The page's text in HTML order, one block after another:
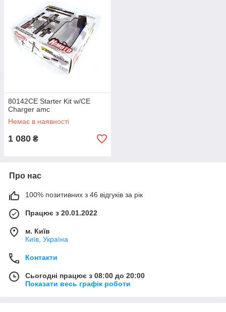
80142CE Starter Kit w/CE
Charger amc
Немає в наявності
1 080 ₴
Про нас
100% позитивних з 46 відгуків за рік
Працює з 20.01.2022
м. Київ
Київ, Україна
Контакти
Сьогодні працює з 08:00 до 20:00
Показати весь графік роботи